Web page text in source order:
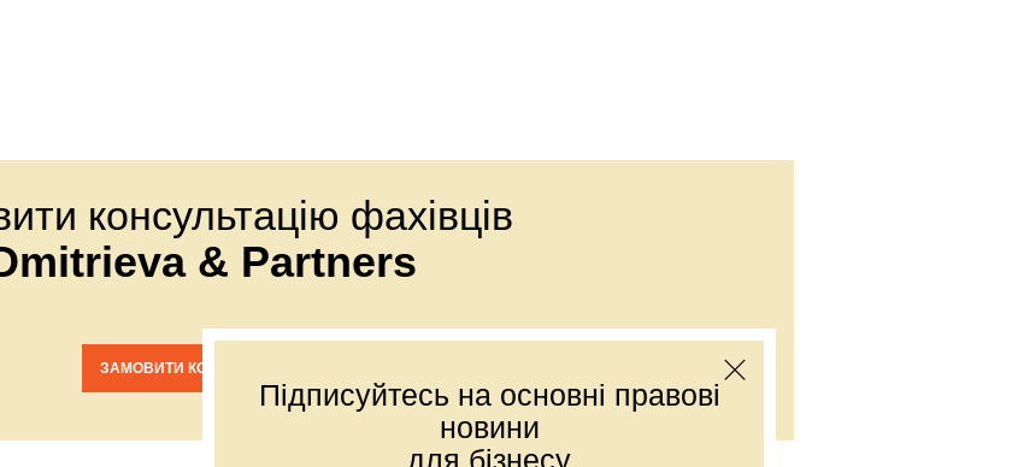
Підписуйтесь на основні правові
новини
для бізнесу
консультацію фахівців
& Partners
ЗАМОВИТИ КОНСУЛЬТАЦІЮ
Е-mail:office@dmp.com.ua